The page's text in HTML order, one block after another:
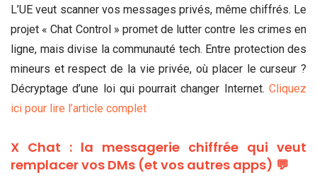
L’UE veut scanner vos messages privés, même chiffrés. Le
projet « Chat Control » promet de lutter contre les crimes en
ligne, mais divise la communauté tech. Entre protection des
mineurs et respect de la vie privée, où placer le curseur ?
Décryptage d’une loi qui pourrait changer Internet. Cliquez
ici pour lire l’article complet
X Chat : la messagerie chiffrée qui veut
remplacer vos DMs (et vos autres apps) 💬